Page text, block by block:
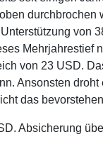
durchbrochen
von
Mehrjahrestief
von 23 USD.
Ansonsten
das
Absicherung